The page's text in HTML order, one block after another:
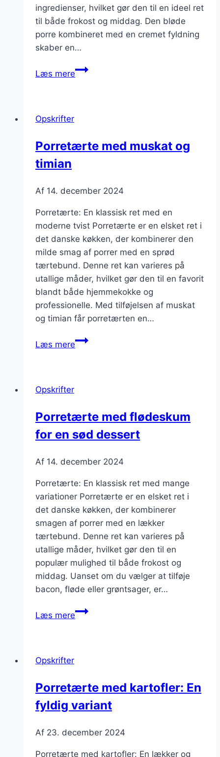
ingredienser, hvilket gør den til en ideel ret
til både frokost og middag. Den bløde
porre kombineret med en cremet fyldning
skaber en…
Læs merePorretærte
Opskrifter
Porretærte med muskat og
timian
Af 14. december 2024
Porretærte: En klassisk ret med en
moderne tvist Porretærte er en elsket ret i
det danske køkken, der kombinerer den
milde smag af porrer med en sprød
tærtebund. Denne ret kan varieres på
utallige måder, hvilket gør den til en favorit
blandt både hjemmekokke og
professionelle. Med tilføjelsen af muskat
og timian får porretærten en…
Læs merePorretærte
Opskrifter
Porretærte med flødeskum
for en sød dessert
Af 14. december 2024
Porretærte: En klassisk ret med mange
variationer Porretærte er en elsket ret i
det danske køkken, der kombinerer
smagen af porrer med en lækker
tærtebund. Denne ret kan varieres på
utallige måder, hvilket gør den til en
populær mulighed til både frokost og
middag. Uanset om du vælger at tilføje
bacon, fløde eller grøntsager, er…
Læs merePorretærte
dessert
Opskrifter
Porretærte med kartofler: En
fyldig variant
Af 23. december 2024
Porretærte med kartofler: En lækker og